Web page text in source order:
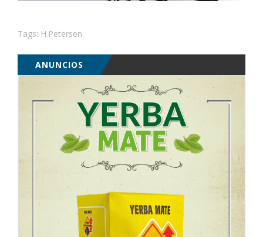
Tags: H.Petersen
ANUNCIOS